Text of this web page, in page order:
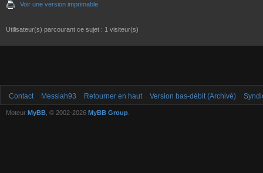
Voir une version imprimable
Utilisateur(s) parcourant ce sujet : 1 visiteur(s)
Contact Messiah93 Retourner en haut Version bas-débit (Archivé)
Moteur MyBB , © 2002-2026 MyBB Group